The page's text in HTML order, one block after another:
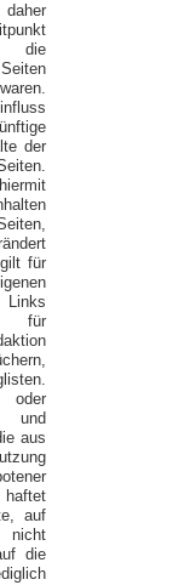
die
der
für
Links
für
oder
und
aus
auf
nicht
die